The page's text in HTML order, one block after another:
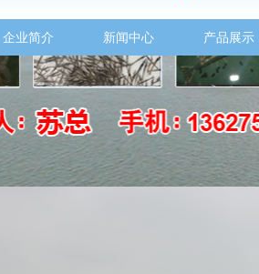
企业简介 新闻中心 产品展示